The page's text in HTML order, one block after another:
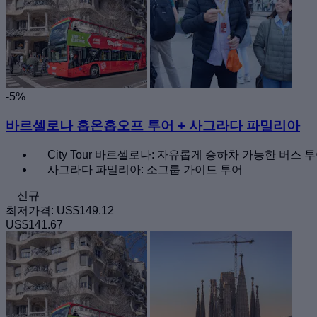
-5%
바르셀로나 홉온홉오프 투어 + 사그라다 파밀리아
City Tour 바르셀로나: 자유롭게 승하차 가능한 버스
사그라다 파밀리아: 소그룹 가이드 투어
신규
최저가격: US$149.12
US$141.67